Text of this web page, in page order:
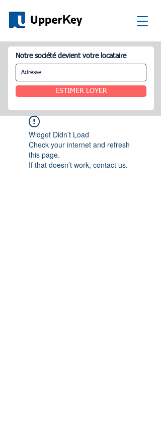
Notre société devient votre locataire
ESTIMER LOYER
Widget Didn’t Load
Check your internet and refresh
this page.
If that doesn’t work, contact us.